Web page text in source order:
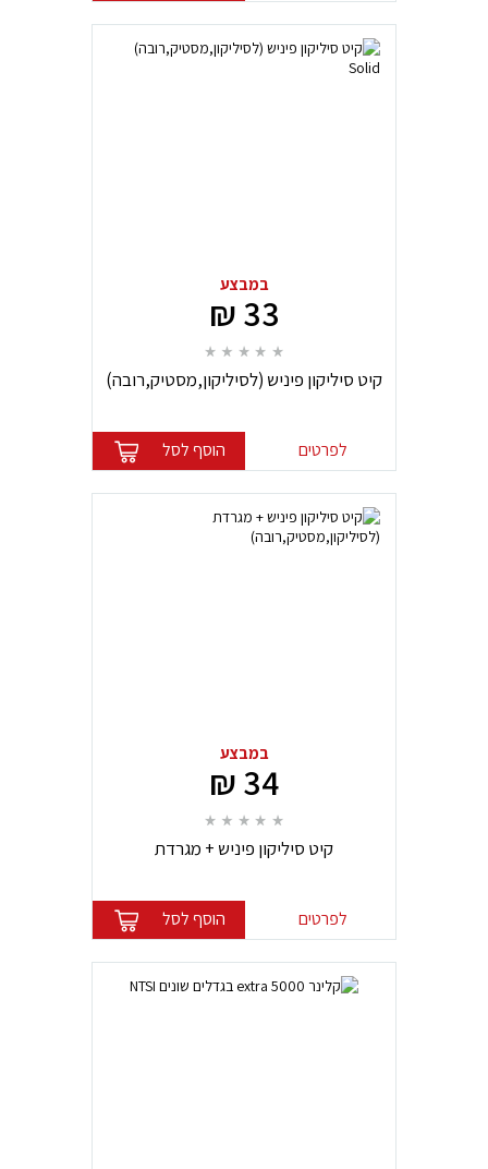
במבצע
33 ₪
קיט סיליקון פיניש (לסיליקון,מסטיק,רובה)
לפרטים הוסף לסל
במבצע
34 ₪
קיט סיליקון פיניש + מגרדת
לפרטים הוסף לסל